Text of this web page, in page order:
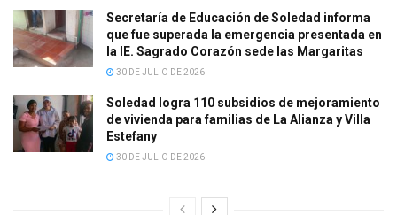
Secretaría de Educación de Soledad informa
que fue superada la emergencia presentada en
la IE. Sagrado Corazón sede las Margaritas
30 DE JULIO DE 2026
Soledad logra 110 subsidios de mejoramiento
de vivienda para familias de La Alianza y Villa
Estefany
30 DE JULIO DE 2026